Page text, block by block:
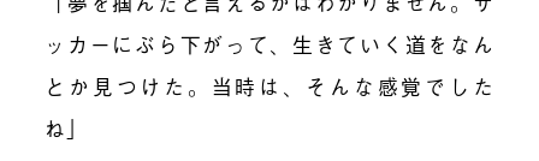
ッカーにぶら下がって、生きていく道をなん
とか見つけた。当時は、そんな感覚でした
ね」